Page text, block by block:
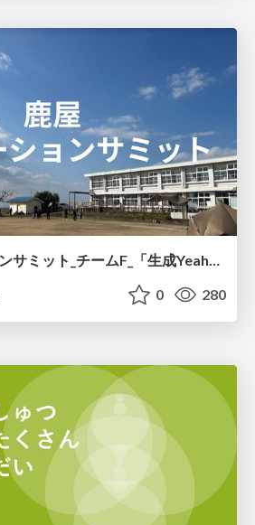
鹿屋ワーケーションサミット_チームF_「生成Yeah~Iアプリ」の紹介
0 280